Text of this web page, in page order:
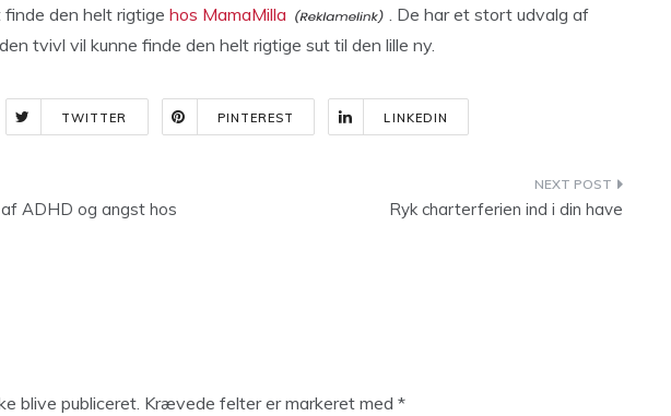
den helt rigtige hos MamaMilla
. De har et stort udvalg af
tvivl vil kunne finde den helt rigtige sut til den lille ny.
TWITTER PINTEREST LINKEDIN
ADHD og angst hos
Ryk charterferien ind i din have
blive publiceret. Krævede felter er markeret med *